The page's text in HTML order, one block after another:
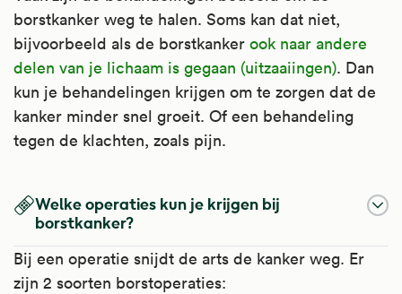
borstkanker weg te halen. Soms kan dat niet,
bijvoorbeeld als de borstkanker ook naar andere
delen van je lichaam is gegaan (uitzaaiingen). Dan
kun je behandelingen krijgen om te zorgen dat de
kanker minder snel groeit. Of een behandeling
tegen de klachten, zoals pijn.
Welke operaties kun je krijgen bij
borstkanker?
Bij een operatie snijdt de arts de kanker weg. Er
zijn 2 soorten borstoperaties: